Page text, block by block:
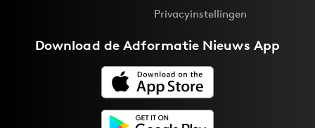
Privacyinstellingen
Download deAdformatie Nieuws App